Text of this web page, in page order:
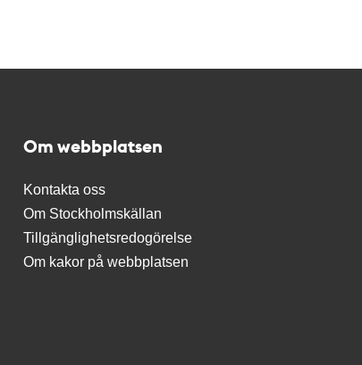
Om webbplatsen
Kontakta oss
Om Stockholmskällan
Tillgänglighetsredogörelse
Om kakor på webbplatsen